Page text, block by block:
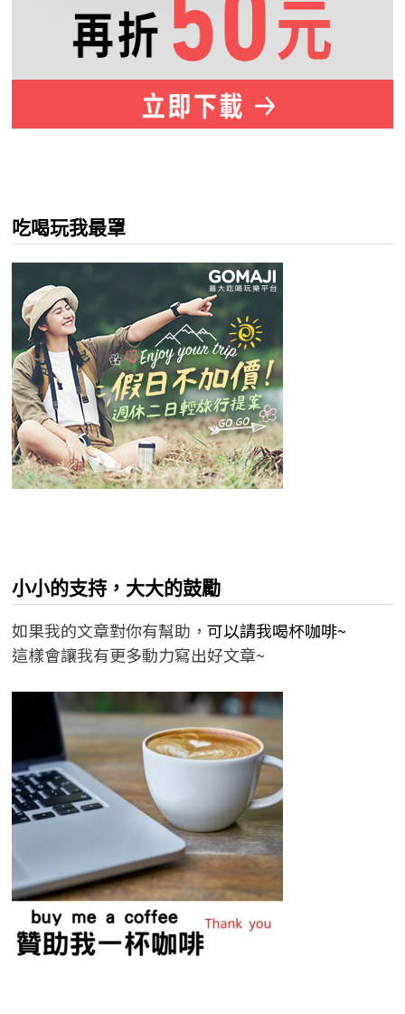
吃喝玩我最罩
小小的支持，大大的鼓勵
如果我的文章對你有幫助， 可以請我喝杯咖啡~
這樣會讓我有更多動力寫出好文章~